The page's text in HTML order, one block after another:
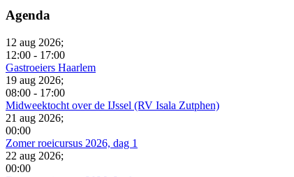
Agenda
12 aug 2026;
12:00 - 17:00
Gastroeiers Haarlem
19 aug 2026;
08:00 - 17:00
Midweektocht over de IJssel (RV Isala Zutphen)
21 aug 2026;
00:00
Zomer roeicursus 2026, dag 1
22 aug 2026;
00:00